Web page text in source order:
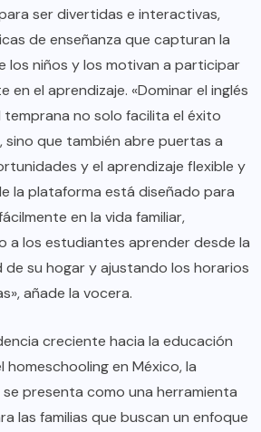
ser divertidas e interactivas,
de enseñanza que capturan la
los niños y los motivan a participar
en el aprendizaje. «Dominar el inglés
temprana no solo facilita el éxito
sino que también abre puertas a
y el aprendizaje flexible y
la plataforma está diseñado para
en la vida familiar,
a los estudiantes aprender desde la
su hogar y ajustando los horarios
añade la vocera.
creciente hacia la educación
homeschooling en México, la
presenta como una herramienta
las familias que buscan un enfoque